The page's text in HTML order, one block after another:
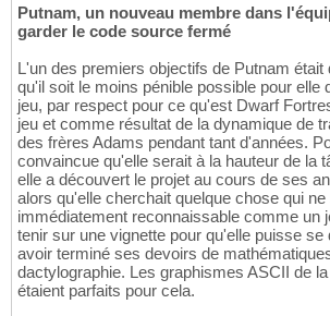
Putnam, un nouveau membre dans
garder le code source fermé
L'un des premiers objectifs de Putnam était
qu'il soit le moins pénible possible pour elle
jeu, par respect pour ce qu'est Dwarf
jeu et comme résultat de la dynamique de
des frères Adams pendant tant d'années.
convaincue qu'elle serait à la hauteur de la
elle a découvert le projet au cours de ses
alors qu'elle cherchait quelque chose qui ne
immédiatement reconnaissable comme un
tenir sur une vignette pour qu'elle puisse se
avoir terminé ses devoirs de
dactylographie. Les graphismes ASCII de
étaient parfaits pour cela.